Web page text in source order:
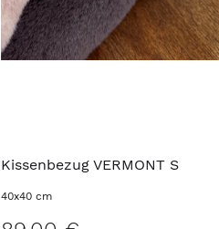
Kissenbezug VERMONT S
40x40 cm